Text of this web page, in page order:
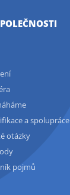
a spolupráce
otázky
pojmů